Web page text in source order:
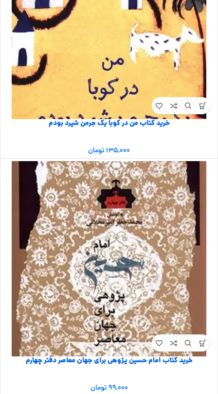
خرید کتاب من در کوبا یک جرمن شپرد بودم
۱۳۵,۰۰۰ تومان
خرید کتاب امام حسین پژوهی برای جهان معاصر دفتر چهارم
۹۹,۰۰۰تومان